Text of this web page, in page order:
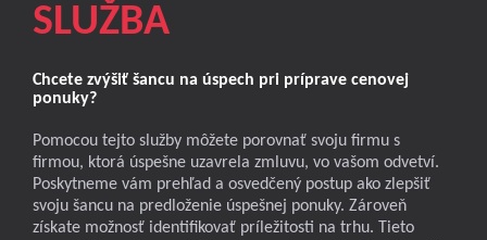
SLUŽBA
Chcete zvýšiť šancu na úspech pri príprave cenovej
ponuky?
Pomocou tejto služby môžete porovnať svoju firmu s
firmou, ktorá úspešne uzavrela zmluvu, vo vašom odvetví.
Poskytneme vám prehľad a osvedčený postup ako zlepšiť
svoju šancu na predloženie úspešnej ponuky. Zároveň
získate možnosť identifikovať príležitosti na trhu. Tieto